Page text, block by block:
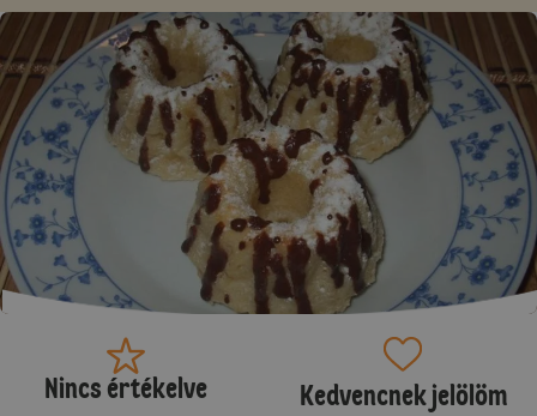
Nincs értékelve Kedvencnek jelölöm